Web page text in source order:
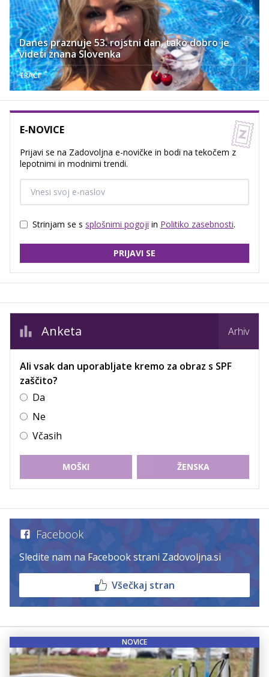
Danes praznuje 53. rojstni dan, tako dobro je
videti znana Slovenka
TRAČI
E-NOVICE
Prijavi se na Zadovoljna e-novičke in bodi na tekočem z
lepotnimi in modnimi trendi.
Strinjam se s splošnimi pogoji in Politiko zasebnosti.
PRIJAVI SE
Anketa Arhiv
Ali vsak dan uporabljate kremo za obraz s SPF
zaščito?
Da
Ne
Včasih
MOŠKI ŽENSKA
Facebook
Sledite nam na Facebook strani Zadovoljna.si
Všečkaj stran
NOVICE